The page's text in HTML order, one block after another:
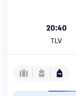
20:40
TLV